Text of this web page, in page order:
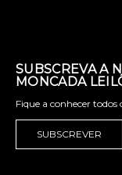
SUBSCREVA A
MONCADA
Fique a conhecer todos
SUBSCREVER